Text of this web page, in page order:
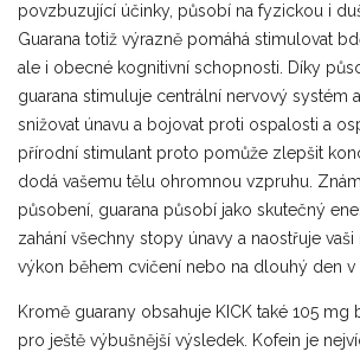
povzbuzující účinky, působí na fyzickou i
Guarana totiž výrazně pomáhá stimulovat
ale i obecné kognitivní schopnosti. Díky
guarana stimuluje centrální nervový systém
snižovat únavu a bojovat proti ospalosti a
přírodní stimulant proto pomůže zlepšit
dodá vašemu tělu ohromnou vzpruhu.
působení, guarana působí jako skutečný
zahání všechny stopy únavy a naostřuje
výkon během cvičení nebo na dlouhý den v
Kromě guarany obsahuje KICK také 105
pro ještě výbušnější výsledek. Kofein je